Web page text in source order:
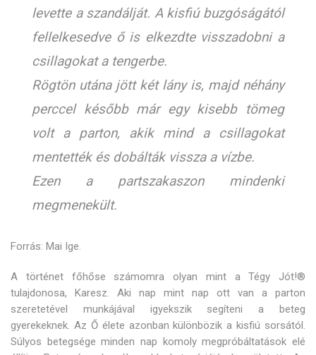
levette a szandálját. A kisfiú buzgóságától
fellelkesedve ő is elkezdte visszadobni a
csillagokat a tengerbe.
Rögtön utána jött két lány is, majd néhány
perccel később már egy kisebb tömeg
volt a parton, akik mind a csillagokat
mentették és dobálták vissza a vízbe.
Ezen a partszakaszon mindenki
megmenekült.
Forrás: Mai Ige.
A történet főhőse számomra olyan mint a Tégy Jót!®
tulajdonosa, Karesz. Aki nap mint nap ott van a parton
szeretetével munkájával igyekszik segíteni a beteg
gyerekeknek. Az Ő élete azonban különbözik a kisfiú sorsától.
Súlyos betegsége minden nap komoly megpróbáltatások elé